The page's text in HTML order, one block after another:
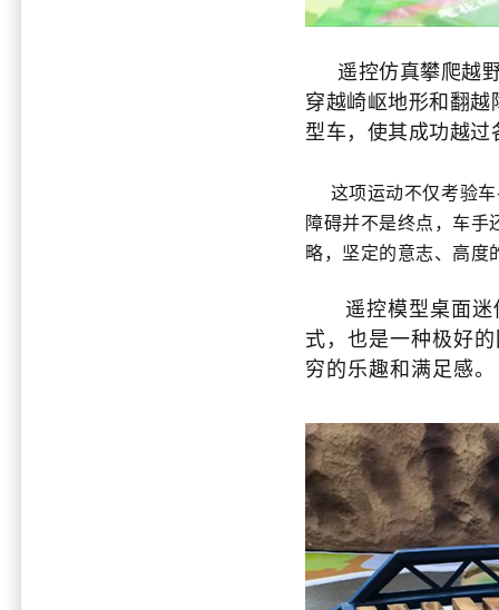
遥控仿真攀爬越
穿越崎岖地形和翻
型车，使其成功越
这项运动不仅考验车
障碍并不是终点，车手
略，坚定的意志、高度
遥控模型桌面迷
式，也是一种极好
穷的乐趣和满足感。